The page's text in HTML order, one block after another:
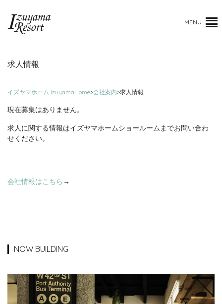
MENU
求人情報
イズヤマホーム IzuyamaHome>会社案内>求人情報
現在募集はありません。
求人に関する情報はイズヤマホームショールームまでお問い合わ
せください。
会社情報はこちら →
NOW BUILDING